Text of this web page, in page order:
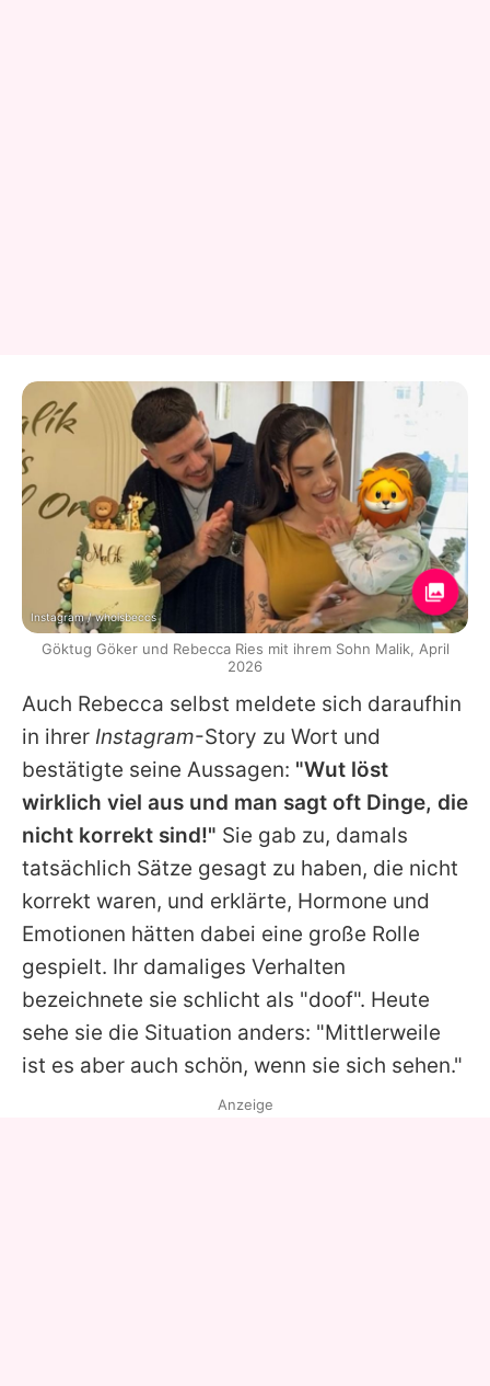
Auch Rebecca selbst meldete sich daraufhin
in ihrer Instagram-Story zu Wort und
bestätigte seine Aussagen: "Wut löst
wirklich viel aus und man sagt oft Dinge, die
nicht korrekt sind!" Sie gab zu, damals
tatsächlich Sätze gesagt zu haben, die nicht
korrekt waren, und erklärte, Hormone und
Emotionen hätten dabei eine große Rolle
gespielt. Ihr damaliges Verhalten
bezeichnete sie schlicht als "doof". Heute
sehe sie die Situation anders: "Mittlerweile
ist es aber auch schön, wenn sie sich sehen."
Instagram / whoisbeccs
Göktug Göker und Rebecca Ries mit ihrem Sohn Malik, April
2026
Anzeige